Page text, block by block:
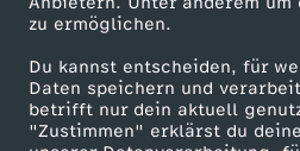
zu ermöglichen.
Du kannst entscheiden, für
Daten speichern und
betrifft nur dein aktuell
"Zustimmen" erklärst du
5
Karriere
ZDF goes Schule
Werbefernsehen